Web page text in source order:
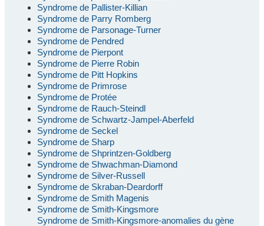
Syndrome de Pallister-Killian
Syndrome de Parry Romberg
Syndrome de Parsonage-Turner
Syndrome de Pendred
Syndrome de Pierpont
Syndrome de Pierre Robin
Syndrome de Pitt Hopkins
Syndrome de Primrose
Syndrome de Protée
Syndrome de Rauch-Steindl
Syndrome de Schwartz-Jampel-Aberfeld
Syndrome de Seckel
Syndrome de Sharp
Syndrome de Shprintzen-Goldberg
Syndrome de Shwachman-Diamond
Syndrome de Silver-Russell
Syndrome de Skraban-Deardorff
Syndrome de Smith Magenis
Syndrome de Smith-Kingsmore
Syndrome de Smith-Kingsmore-anomalies du gène